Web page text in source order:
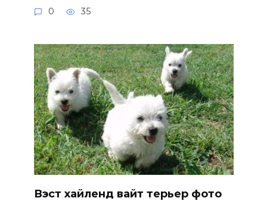
0 35
Вэст хайленд вайт терьер фото